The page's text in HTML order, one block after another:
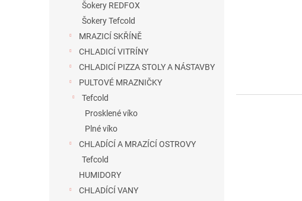
Šokery REDFOX
Šokery Tefcold
MRAZICÍ SKŘÍNĚ
CHLADICÍ VITRÍNY
CHLADICÍ PIZZA STOLY A NÁSTAVBY
PULTOVÉ MRAZNIČKY
Tefcold
Prosklené víko
Plné víko
CHLADÍCÍ A MRAZÍCÍ OSTROVY
Tefcold
HUMIDORY
CHLADÍCÍ VANY